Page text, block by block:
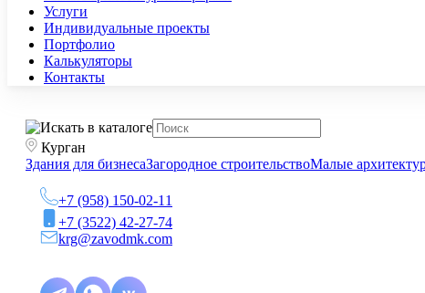
Услуги
Индивидуальные проекты
Портфолио
Калькуляторы
Контакты
Курган
Здания для бизнесаЗагородное строительствоМалые
+7 (958) 150-02-11
+7 (3522) 42-27-74
krg@zavodmk.com